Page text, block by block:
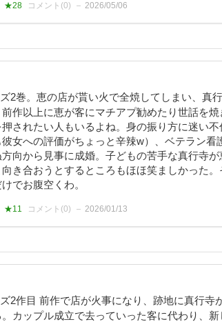
★28 コメント(0) 2026/05/06
2巻。恵の店が貰い火で全焼してしまい、真
作以上に恵が客にマチアプ勧めたり世話を
されたい人もいるよね。身の振り方に迷い
彼女への評価がちょっと辛辣w）、ベテラン
方向から見事に成婚。子どもの苦手な真行寺
き合おうとするところもほほ笑ましかった
でお腹空くわ。
★11 コメント(0) 2026/01/13
2作目 前作で店が火事になり、跡地に真行寺
カップル成立で去っていった客に代わり、